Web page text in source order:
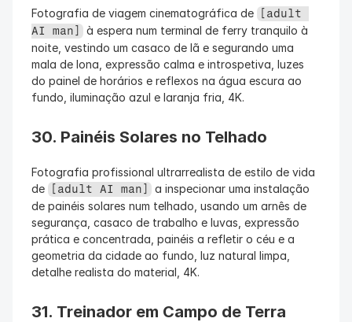
Fotografia de viagem cinematográfica de
[adult
AI man] à espera num terminal de ferry tranquilo à
noite, vestindo um casaco de lã e segurando uma
mala de lona, expressão calma e introspetiva, luzes
do painel de horários e reflexos na água escura ao
fundo, iluminação azul e laranja fria, 4K.
30. Painéis Solares no Telhado
Fotografia profissional ultrarrealista de estilo de vida
de
[adult AI man] a inspecionar uma instalação
de painéis solares num telhado, usando um arnês de
segurança, casaco de trabalho e luvas, expressão
prática e concentrada, painéis a refletir o céu e a
geometria da cidade ao fundo, luz natural limpa,
detalhe realista do material, 4K.
31. Treinador em Campo de Terra